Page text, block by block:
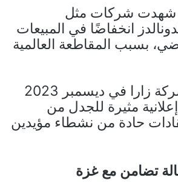
شهدت شركات مثل
انخفاضًا في المبيعات
بسبب المقاطعة العالمية
كما اضطرت شركة زارا في ديسمبر 2023
مثيرة للجدل من
حادة من نشطاء مؤيدين
تضامن مع غزة